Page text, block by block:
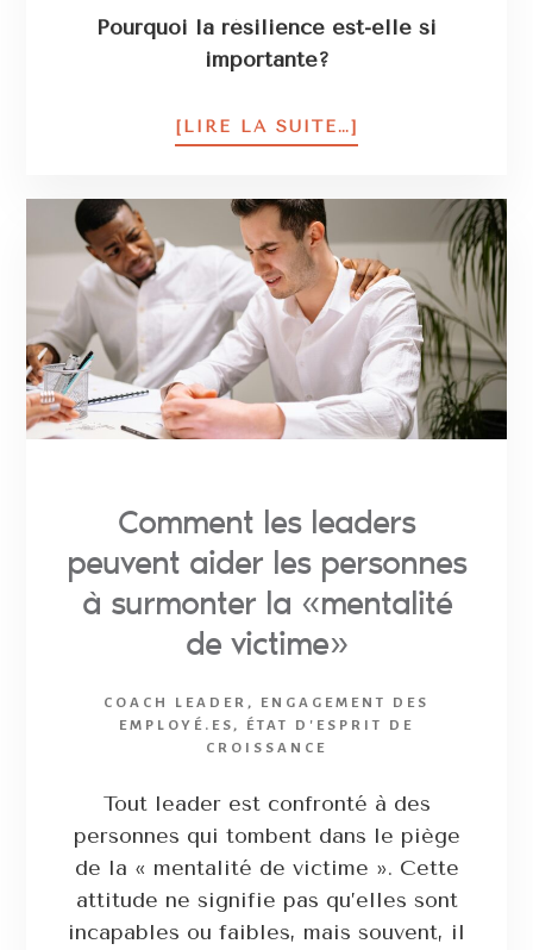
Pourquoi la résilience est-elle si
importante?
[LIRE LA SUITE…]
Comment les leaders
peuvent aider les personnes
à surmonter la «mentalité
de victime»
COACH LEADER ,
ENGAGEMENT DES
EMPLOYÉ.ES ,
ÉTAT D'ESPRIT DE
CROISSANCE
Tout leader est confronté à des
personnes qui tombent dans le piège
de la « mentalité de victime ». Cette
attitude ne signifie pas qu’elles sont
incapables ou faibles, mais souvent, il